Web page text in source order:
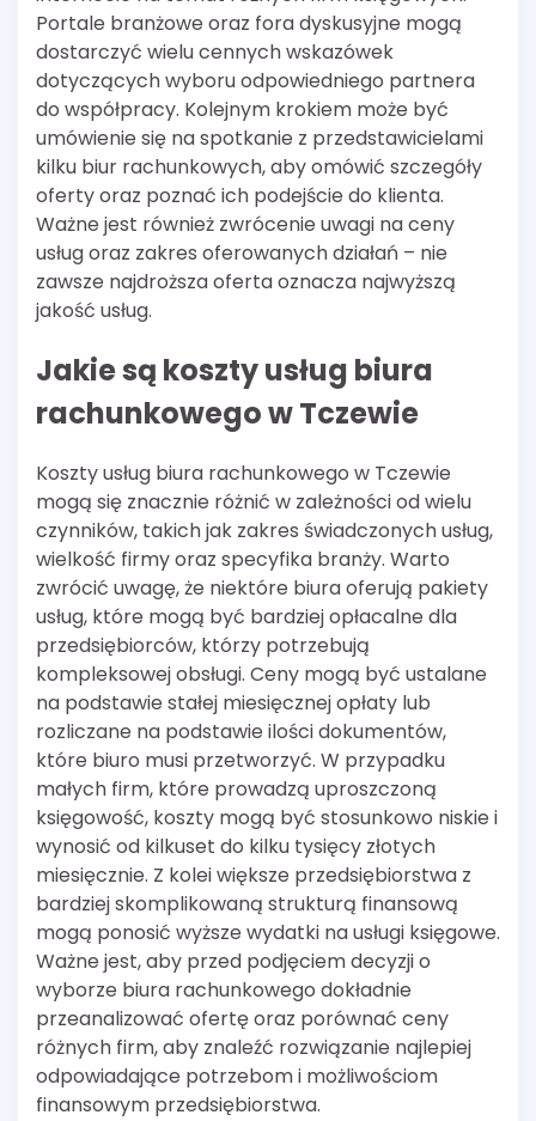
Portale branżowe oraz fora dyskusyjne mogą
dostarczyć wielu cennych wskazówek
dotyczących wyboru odpowiedniego partnera
do współpracy. Kolejnym krokiem może być
umówienie się na spotkanie z przedstawicielami
kilku biur rachunkowych, aby omówić szczegóły
oferty oraz poznać ich podejście do klienta.
Ważne jest również zwrócenie uwagi na ceny
usług oraz zakres oferowanych działań – nie
zawsze najdroższa oferta oznacza najwyższą
jakość usług.
Jakie są koszty usług biura
rachunkowego w Tczewie
Koszty usług biura rachunkowego w Tczewie
mogą się znacznie różnić w zależności od wielu
czynników, takich jak zakres świadczonych usług,
wielkość firmy oraz specyfika branży. Warto
zwrócić uwagę, że niektóre biura oferują pakiety
usług, które mogą być bardziej opłacalne dla
przedsiębiorców, którzy potrzebują
kompleksowej obsługi. Ceny mogą być ustalane
na podstawie stałej miesięcznej opłaty lub
rozliczane na podstawie ilości dokumentów,
które biuro musi przetworzyć. W przypadku
małych firm, które prowadzą uproszczoną
księgowość, koszty mogą być stosunkowo niskie i
wynosić od kilkuset do kilku tysięcy złotych
miesięcznie. Z kolei większe przedsiębiorstwa z
bardziej skomplikowaną strukturą finansową
mogą ponosić wyższe wydatki na usługi księgowe.
Ważne jest, aby przed podjęciem decyzji o
wyborze biura rachunkowego dokładnie
przeanalizować ofertę oraz porównać ceny
różnych firm, aby znaleźć rozwiązanie najlepiej
odpowiadające potrzebom i możliwościom
finansowym przedsiębiorstwa.